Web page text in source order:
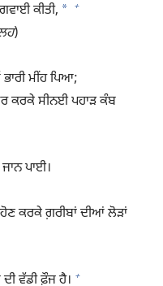
ਕੀਤੀ, * +
)
ਮੀਂਹ ਪਿਆ;
ਕਰਕੇ ਸੀਨਈ ਪਹਾੜ ਕੰਬ
ਪਾਈ।
ਕਰਕੇ ਗ਼ਰੀਬਾਂ ਦੀਆਂ ਲੋੜਾਂ
ਵੱਡੀ ਫ਼ੌਜ ਹੈ। +